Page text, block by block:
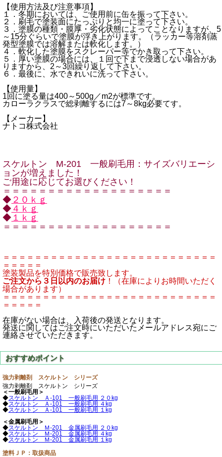
【使用方法及び注意事項】
１．冬期においては、ご使用前に缶を振って下さい。
２．刷毛で塗装面にたっぷりと均一に塗って下さい。
３．塗膜の種類・膜厚・劣化状態によってことなりますが、5
～15分ぐらいで塗膜が浮き上がります。（ラッカー等溶剤蒸
発型塗膜では溶解または軟化します。）
４．軟化した塗膜をスクレーパー等でかき取って下さい。
５．厚い塗膜の場合には、１回で下まで浸透しない場合があ
りますから、2～3回繰り返して下さい。
６．最後に、水できれいに洗って下さい。
【使用量】
1回に塗る量は400～500g／m2が標準です。
カローラクラスで総剥離するには7～8kg必要てす。
【メーカー】
ナトコ株式会社
スケルトン M-201 一般刷毛用：サイズバリエーシ
ョンが増えました！
ご用途に応じてお選びください！
＝＝＝＝＝＝＝＝＝＝＝＝＝＝＝＝＝＝＝
◆ ２０ｋｇ
◆ ４ｋｇ
◆ １ｋｇ
＝＝＝＝＝＝＝＝＝＝＝＝＝＝＝＝＝＝＝
＝＝＝＝＝＝＝＝＝＝＝＝＝＝＝＝＝＝＝＝＝＝＝＝＝＝＝
＝＝＝＝＝
塗装製品を特別価格で販売致します。
ご注文から３日以内のお届け ！（在庫によりお時間いただく
場合があります）
＝＝＝＝＝＝＝＝＝＝＝＝＝＝＝＝＝＝＝＝＝＝＝＝＝＝＝
＝＝＝＝＝
在庫がない場合は、入荷後の発送となります。
発送に関してはご注文時にいただいたメールアドレス宛にご
連絡させていただきます。
強力剥離剤 スケルトン シリーズ
強力剥離剤 スケルトン シリーズ
＜一般刷毛用＞
◆スケルトン Ａ-101 一般刷毛用 ２０kg
◆スケルトン Ａ-101 一般刷毛用 ４kg
◆スケルトン Ａ-101 一般刷毛用 １kg
＜金属刷毛用＞
◆スケルトン Ｍ-201 金属刷毛用 ２０kg
◆スケルトン Ｍ-201 金属刷毛用 ４kg
◆スケルトン Ｍ-201 金属刷毛用 １kg
塗料ＪＰ：取扱商品